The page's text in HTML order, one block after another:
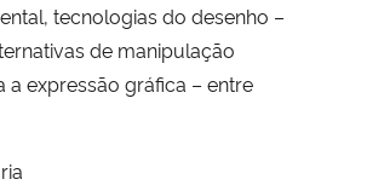
tecnologias do desenho –
de manipulação
a expressão gráfica – entre